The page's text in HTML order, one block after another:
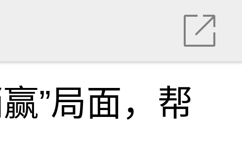
”局面，帮